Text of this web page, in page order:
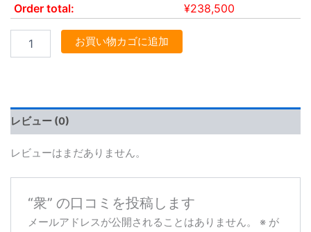
Order total:
¥238,500
お買い物カゴに追加
レビュー (0)
レビューはまだありません。
“衆” の口コミを投稿します
メールアドレスが公開されることはありません。 ※ が